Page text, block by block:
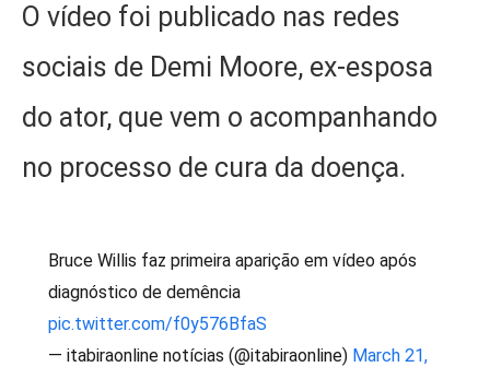
O vídeo foi publicado nas redes
sociais de Demi Moore, ex-esposa
do ator, que vem o acompanhando
no processo de cura da doença.
Bruce Willis faz primeira aparição em vídeo após
diagnóstico de demência
pic.twitter.com/f0y576BfaS
— itabiraonline notícias (@itabiraonline) March 21,